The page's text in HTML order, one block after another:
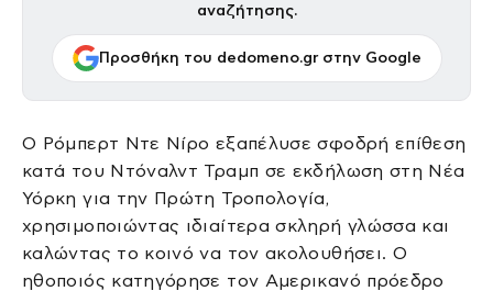
αναζήτησης.
Προσθήκη του dedomeno.gr στην Google
Ο Ρόμπερτ Ντε Νίρο εξαπέλυσε σφοδρή επίθεση
κατά του Ντόναλντ Τραμπ σε εκδήλωση στη Νέα
Υόρκη για την Πρώτη Τροπολογία,
χρησιμοποιώντας ιδιαίτερα σκληρή γλώσσα και
καλώντας το κοινό να τον ακολουθήσει. Ο
ηθοποιός κατηγόρησε τον Αμερικανό πρόεδρο